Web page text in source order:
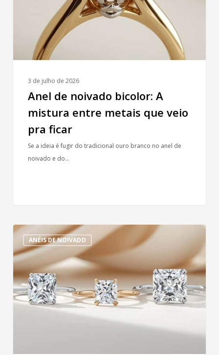
3 de julho de 2026
Anel de noivado bicolor: A
mistura entre metais que veio
pra ficar
Se a ideia é fugir do tradicional ouro branco no anel de
noivado e do…
ANÉIS DE NOIVADO
Lapidações
fancy:
Anel
de
noivado
com
pedras